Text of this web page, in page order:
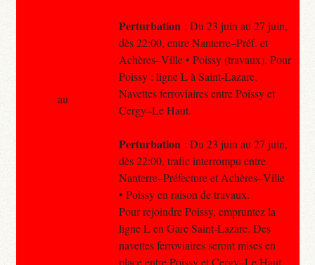
Perturbation : Du 23 juin au 27 juin,
dès 22:00, entre Nanterre–Préf. et
Achères–Ville • Poissy (travaux). Pour
Poissy : ligne L à Saint-Lazare.
Navettes ferroviaires entre Poissy et
Cergy–Le Haut.
Perturbation : Du 23 juin au 27 juin,
dès 22:00, trafic interrompu entre
Nanterre–Préfecture et Achères–Ville
• Poissy en raison de travaux.
Pour rejoindre Poissy, empruntez la
ligne L en Gare Saint-Lazare. Des
navettes ferroviaires seront mises en
place entre Poissy et Cergy–Le Haut.
au